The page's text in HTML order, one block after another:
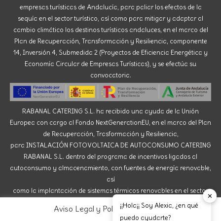
blanco expresa la pureza, la luz, alegría. En las bodas
existe un cierto miedo en torno al color blanco en los
invitados, pero es cierto que a pesar de que solo la novia
irá de blanco, en cuestiones de decoración el blanco es
pulcro, delicado, y puro. Es un color ideal para llenar las
mesas de flores y crear un ambiente claro y luminoso en
el que las fotos saldrán perfectas. Es un color muy
positivo y el más básico de los efectos luminosos.
Además, el blanco combina con todo, especialmente con
los tonos pastel y si le añadís toques de rosa o azul, el
ambiente de tu boda será perfecto. ¿Con qué otros
detalles cromáticos podéis combinarlos? El verde y el
dorado El verde evoca a la naturaleza y la cercanía que
provoca un entorno vegetal es tendencia. No solo porque
cada vez más gente se anima a organizar una boda
sostenible, siguiendo la preocupación ecológica en todo
empresas turísticas de Andalucía, para paliar los efectos de la
sequía en el sector turístico, así como para mitigar y adaptar al
cambio climático los destinos turísticos andaluces, en el marco del
Plan de Recuperación, Transformación y Resiliencia, componente
14, Inversión 4, Submedida 2 (Proyectos de Eficiencia Energética y
Economía Circular de Empresas Turísticas), y se efectúa su
convocatoria.
RABANAL CATERING S.L. ha recibido una ayuda de la Unión
Europea con cargo al Fondo NextGenerationEU, en el marco del Plan
de Recuperación, Trasformación y Resiliencia,
para INSTALACIÓN FOTOVOLTAICA DE AUTOCONSUMO CATERING
RABANAL S.L. dentro del programa de incentivos ligados al
autoconsumo y almacenamiento, con fuentes de energía renovable,
así
como la implantación de sistemas térmicos renovables en el sector
residencial del Ministerio para la Transición Ecológica y el Reto
Demográfico, gestionado por la Junta de Andalucía,
Aviso Legal y Política de Cookies
✕
¡¡Hola¡¡ Soy Alexia, ¿en qué
puedo ayudarte?